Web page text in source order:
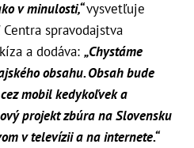
v minulosti,“vysvetľuje
spravodajstva
a dodáva: „Chystáme
obsahu. Obsah bude
mobil kedykoľvek a
projekt zbúra na Slovensku
v televízii a na internete.“